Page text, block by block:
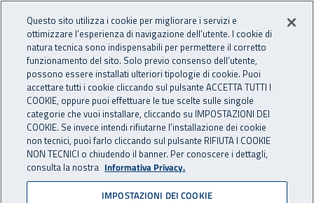
INAIL - Istituto Nazionale
Apri cerca
Navigazione principale
Navigazione - Ti trovi in:
Home
Atti e documenti
Delibere del Consiglio di Amministrazione
26 marzo 2025
26 marzo 2025
Questo sito utilizza i cookie per migliorare i servizi e
ottimizzare l’esperienza di navigazione dell’utente. I cookie di
natura tecnica sono indispensabili per permettere il corretto
funzionamento del sito. Solo previo consenso dell’utente,
possono essere installati ulteriori tipologie di cookie. Puoi
accettare tutti i cookie cliccando sul pulsante ACCETTA TUTTI I
COOKIE, oppure puoi effettuare le tue scelte sulle singole
categorie che vuoi installare, cliccando su IMPOSTAZIONI DEI
COOKIE. Se invece intendi rifiutarne l’installazione dei cookie
non tecnici, puoi farlo cliccando sul pulsante RIFIUTA I COOKIE
NON TECNICI o chiudendo il banner. Per conoscere i dettagli,
consulta la nostra Informativa Privacy.
IMPOSTAZIONI DEI COOKIE